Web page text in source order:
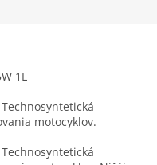
1L
motocyklov.